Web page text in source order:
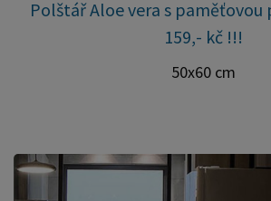
Polštář Aloe vera s paměťovou
159,- kč !!!
50x60 cm